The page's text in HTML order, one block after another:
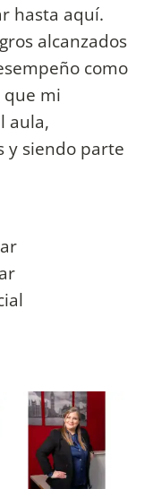
hasta aquí.
alcanzados
como
que mi
aula,
y siendo parte